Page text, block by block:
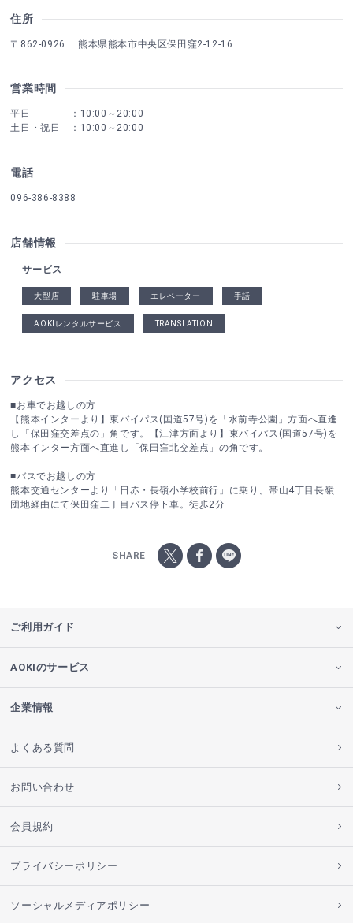
住所
〒862-0926 熊本県熊本市中央区保田窪2-12-16
営業時間
平日 ：10:00～20:00
土日・祝日 ：10:00～20:00
電話
096-386-8388
店舗情報
サービス
大型店 駐車場 エレベーター 手話
AOKIレンタルサービス TRANSLATION
アクセス
■お車でお越しの方
【熊本インターより】東バイパス(国道57号)を「水前寺公園」方面へ直進
し「保田窪交差点の」角です。【江津方面より】東バイパス(国道57号)を
熊本インター方面へ直進し「保田窪北交差点」の角です。
■バスでお越しの方
熊本交通センターより「日赤・長嶺小学校前行」に乗り、帯山4丁目長嶺
団地経由にて保田窪二丁目バス停下車。徒歩2分
SHARE
ご利用ガイド
AOKIのサービス
企業情報
よくある質問
お問い合わせ
会員規約
プライバシーポリシー
ソーシャルメディアポリシー